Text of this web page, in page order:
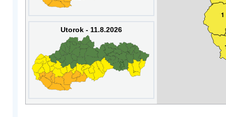
Utorok - 11.8.2026
1